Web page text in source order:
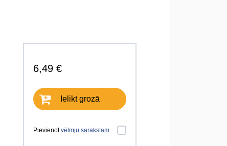
6,49 €
Ielikt grozā
Pievienotvēlmju sarakstam